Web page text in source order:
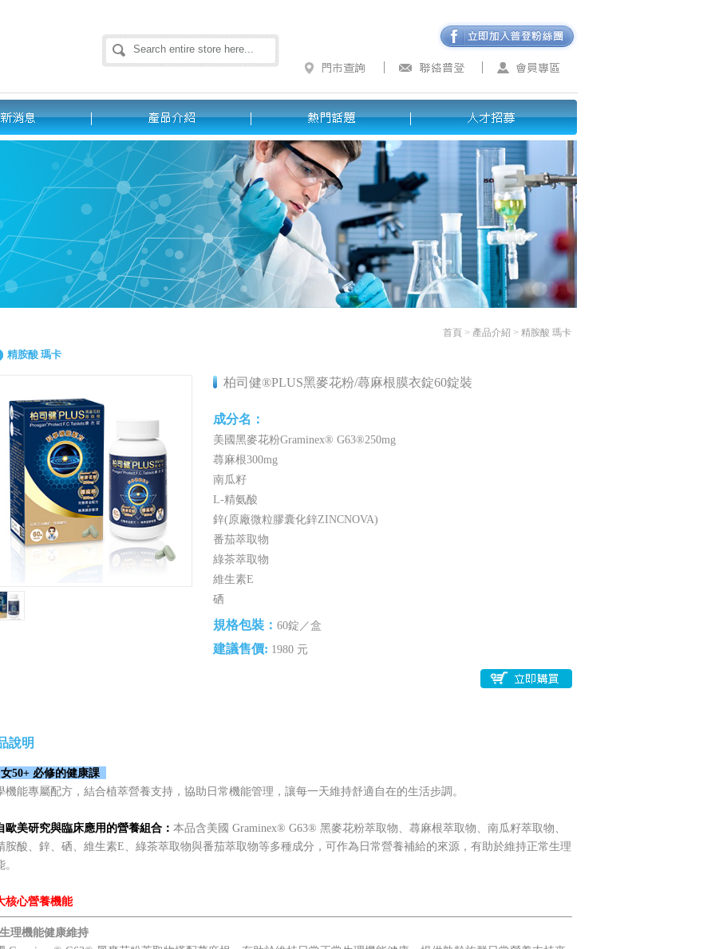
首頁 > 產品介紹 > 精胺酸 瑪卡
精胺酸 瑪卡
柏司健®PLUS黑麥花粉/蕁麻根膜衣錠60錠裝
成分名：
美國黑麥花粉Graminex® G63®250mg
蕁麻根300mg
南瓜籽
L-精氨酸
鋅(原廠微粒膠囊化鋅ZINCNOVA)
番茄萃取物
綠茶萃取物
維生素E
硒
規格包裝： 60錠／盒
建議售價: 1980 元
說明
50+ 必修的健康課
機能專屬配方，結合植萃營養支持，協助日常機能管理，讓每一天維持舒適自在的生活步調。
歐美研究與臨床應用的營養組合： 本品含美國 Graminex® G63® 黑麥花粉萃取物、蕁麻根萃取物、南瓜籽萃取物、
胺酸、鋅、硒、維生素E、綠茶萃取物與番茄萃取物等多種成分，可作為日常營養補給的來源，有助於維持正常生理
核心營養機能
理機能健康維持